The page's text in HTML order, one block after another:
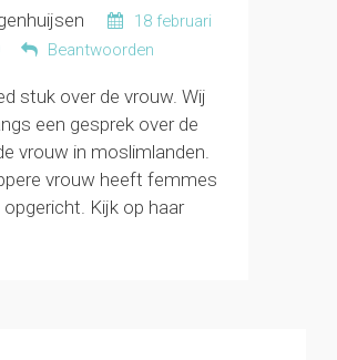
18 februari
Beantwoorden
stuk over de vrouw. Wij
een gesprek over de
vrouw in moslimlanden.
vrouw heeft femmes
Kijk op haar